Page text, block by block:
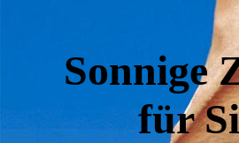
Sonnige
für